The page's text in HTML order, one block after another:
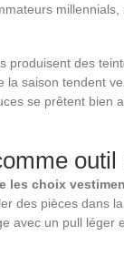
produisent des
la saison tendent
se prêtent bien
les choix
des pièces dans
avec un pull léger